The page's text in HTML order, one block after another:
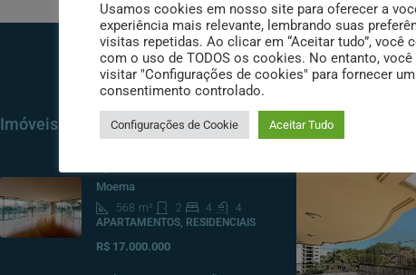
Imóveis
Moema
568 m² 2 4
4
APARTAMENTOS, RESIDENCIAIS
R$ 17.000.000
Destacados
Usamos cookies em nosso site para oferecer a
experiência mais relevante, lembrando suas
visitas repetidas. Ao clicar em “Aceitar tudo”, você
com o uso de TODOS os cookies. No entanto, você
visitar "Configurações de cookies" para fornecer um
consentimento controlado.
Configurações de Cookie Aceitar Tudo